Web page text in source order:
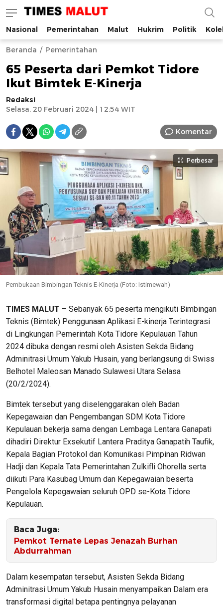
Times Malut
Berita Maluku Utara Terbaru
Nasional Pemerintahan Malut Hukrim Politik
Beranda Pemerintahan
65 Peserta dari Pemkot Tidore
Ikut Bimtek E-Kinerja
Redaksi
Selasa, 20 Februari 2024 | 12:54 WIT
Komentar
Perbesar
Pembukaan Bimbingan Teknis E-Kinerja (Foto: Istimewah)
TIMES MALUT – Sebanyak 65 peserta mengikuti Bimbingan
Teknis (Bimtek) Penggunaan Aplikasi E-kinerja Terintegrasi
di Lingkungan Pemerintah Kota Tidore Kepulauan Tahun
2024 dibuka dengan resmi oleh Asisten Sekda Bidang
Adminitrasi Umum Yakub Husain, yang berlangsung di Swiss
Belhotel Maleosan Manado Sulawesi Utara Selasa
(20/2/2024).
Bimtek tersebut yang diselenggarakan oleh Badan
Kepegawaian dan Pengembangan SDM Kota Tidore
Kepulauan bekerja sama dengan Lembaga Lentara Ganapati
dihadiri Direktur Exsekutif Lantera Praditya Ganapatih Taufik,
Kepala Bagian Protokol dan Komunikasi Pimpinan Ridwan
Hadji dan Kepala Tata Pemerintahan Zulkifli Ohorella serta
diikuti Para Kasubag Umum dan Kepegawaian beserta
Pengelola Kepegawaian seluruh OPD se-Kota Tidore
Kepulauan.
Baca Juga:
Pemkot Ternate Lepas Jenazah Burhan
Abdurrahman
Dalam kesempatan tersebut, Asisten Sekda Bidang
Adminitrasi Umum Yakub Husain menyampaikan Dalam era
transformasi digital betapa pentingnya pelayanan